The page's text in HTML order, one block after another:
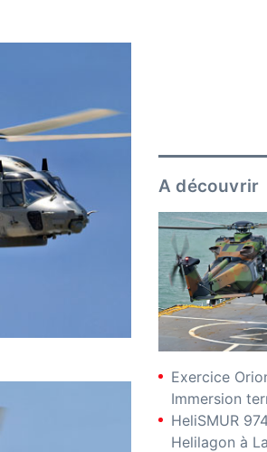
A découvrir
Exercice
Immersion
HeliSMUR
Helilagon à